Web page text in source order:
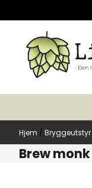
Hjem / Bryggeutstyr
Brew monk